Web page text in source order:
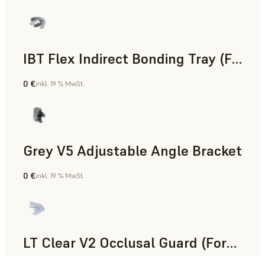
IBT Flex Indirect Bonding Tray (Form 4)
Zahnmedizin
0 €inkl. 19 % MwSt.
Grey V5 Adjustable Angle Bracket
Standard
0 €inkl. 19 % MwSt.
LT Clear V2 Occlusal Guard (Form 4)